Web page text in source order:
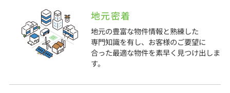
地元密着
地元の豊富な物件情報と熟練した
専門知識を有し、お客様のご要望に
合った最適な物件を素早く見つけ出しま
す。